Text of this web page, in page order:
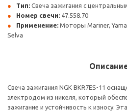
Тип: Свеча зажигания с
Номер свечи: 47.558.70
Применение: Моторы Mariner,
Selva
Свеча зажигания NGK BKR7ES-11
электродом из никеля, который
зажигание и устойчивость к износу.